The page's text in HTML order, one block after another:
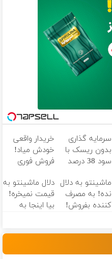
سرمایه گذاری
بدون ریسک با
سود 38 درصد
خریدار واقعی
خودش میاد!
فروش فوری
مکانیک ماشینتو به دلال
نده! به مصرف
کننده بفروش!
دلال ماشینتو به
قیمت نمیخره!
بیا اینجا به